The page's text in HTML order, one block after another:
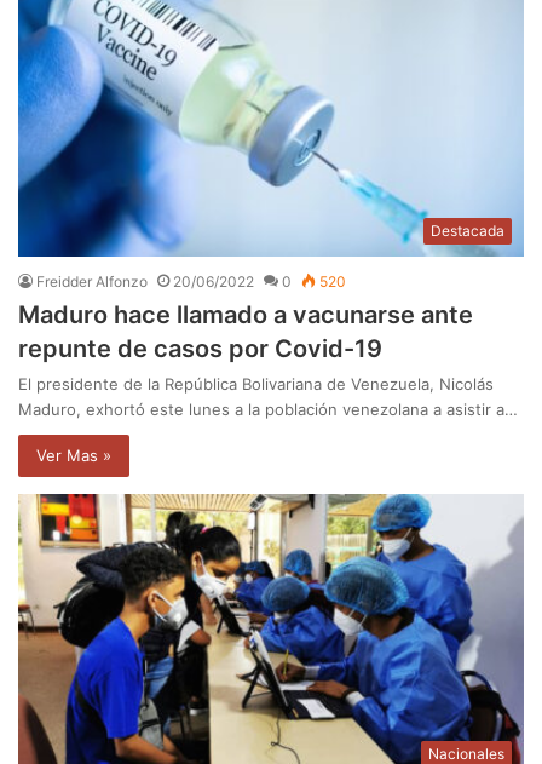
Destacada
Freidder Alfonzo 20/06/2022 0 520
Maduro hace llamado a vacunarse ante
repunte de casos por Covid-19
El presidente de la República Bolivariana de Venezuela, Nicolás
Maduro, exhortó este lunes a la población venezolana a asistir a…
Ver Mas »
Nacionales